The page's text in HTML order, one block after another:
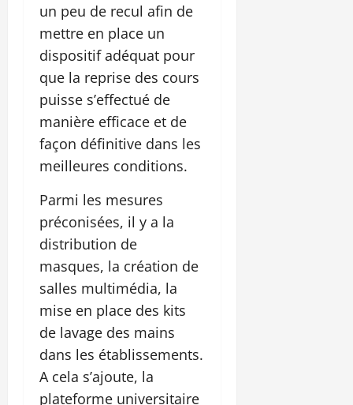
un peu de recul afin de
mettre en place un
dispositif adéquat pour
que la reprise des cours
puisse s’effectué de
manière efficace et de
façon définitive dans les
meilleures conditions.
Parmi les mesures
préconisées, il y a la
distribution de
masques, la création de
salles multimédia, la
mise en place des kits
de lavage des mains
dans les établissements.
A cela s’ajoute, la
plateforme universitaire